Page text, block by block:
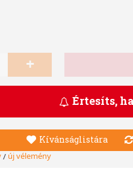
+
Értesíts,
Kívánságlistára
/ új vélemény